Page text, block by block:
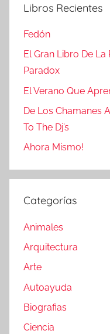
Libros Recientes
Fedón
El Gran Libro De
Paradox
El Verano Que
De Los Chamanes
To The Dj’s
Ahora Mismo!
Categorías
Animales
Arquitectura
Arte
Autoayuda
Biografias
Ciencia